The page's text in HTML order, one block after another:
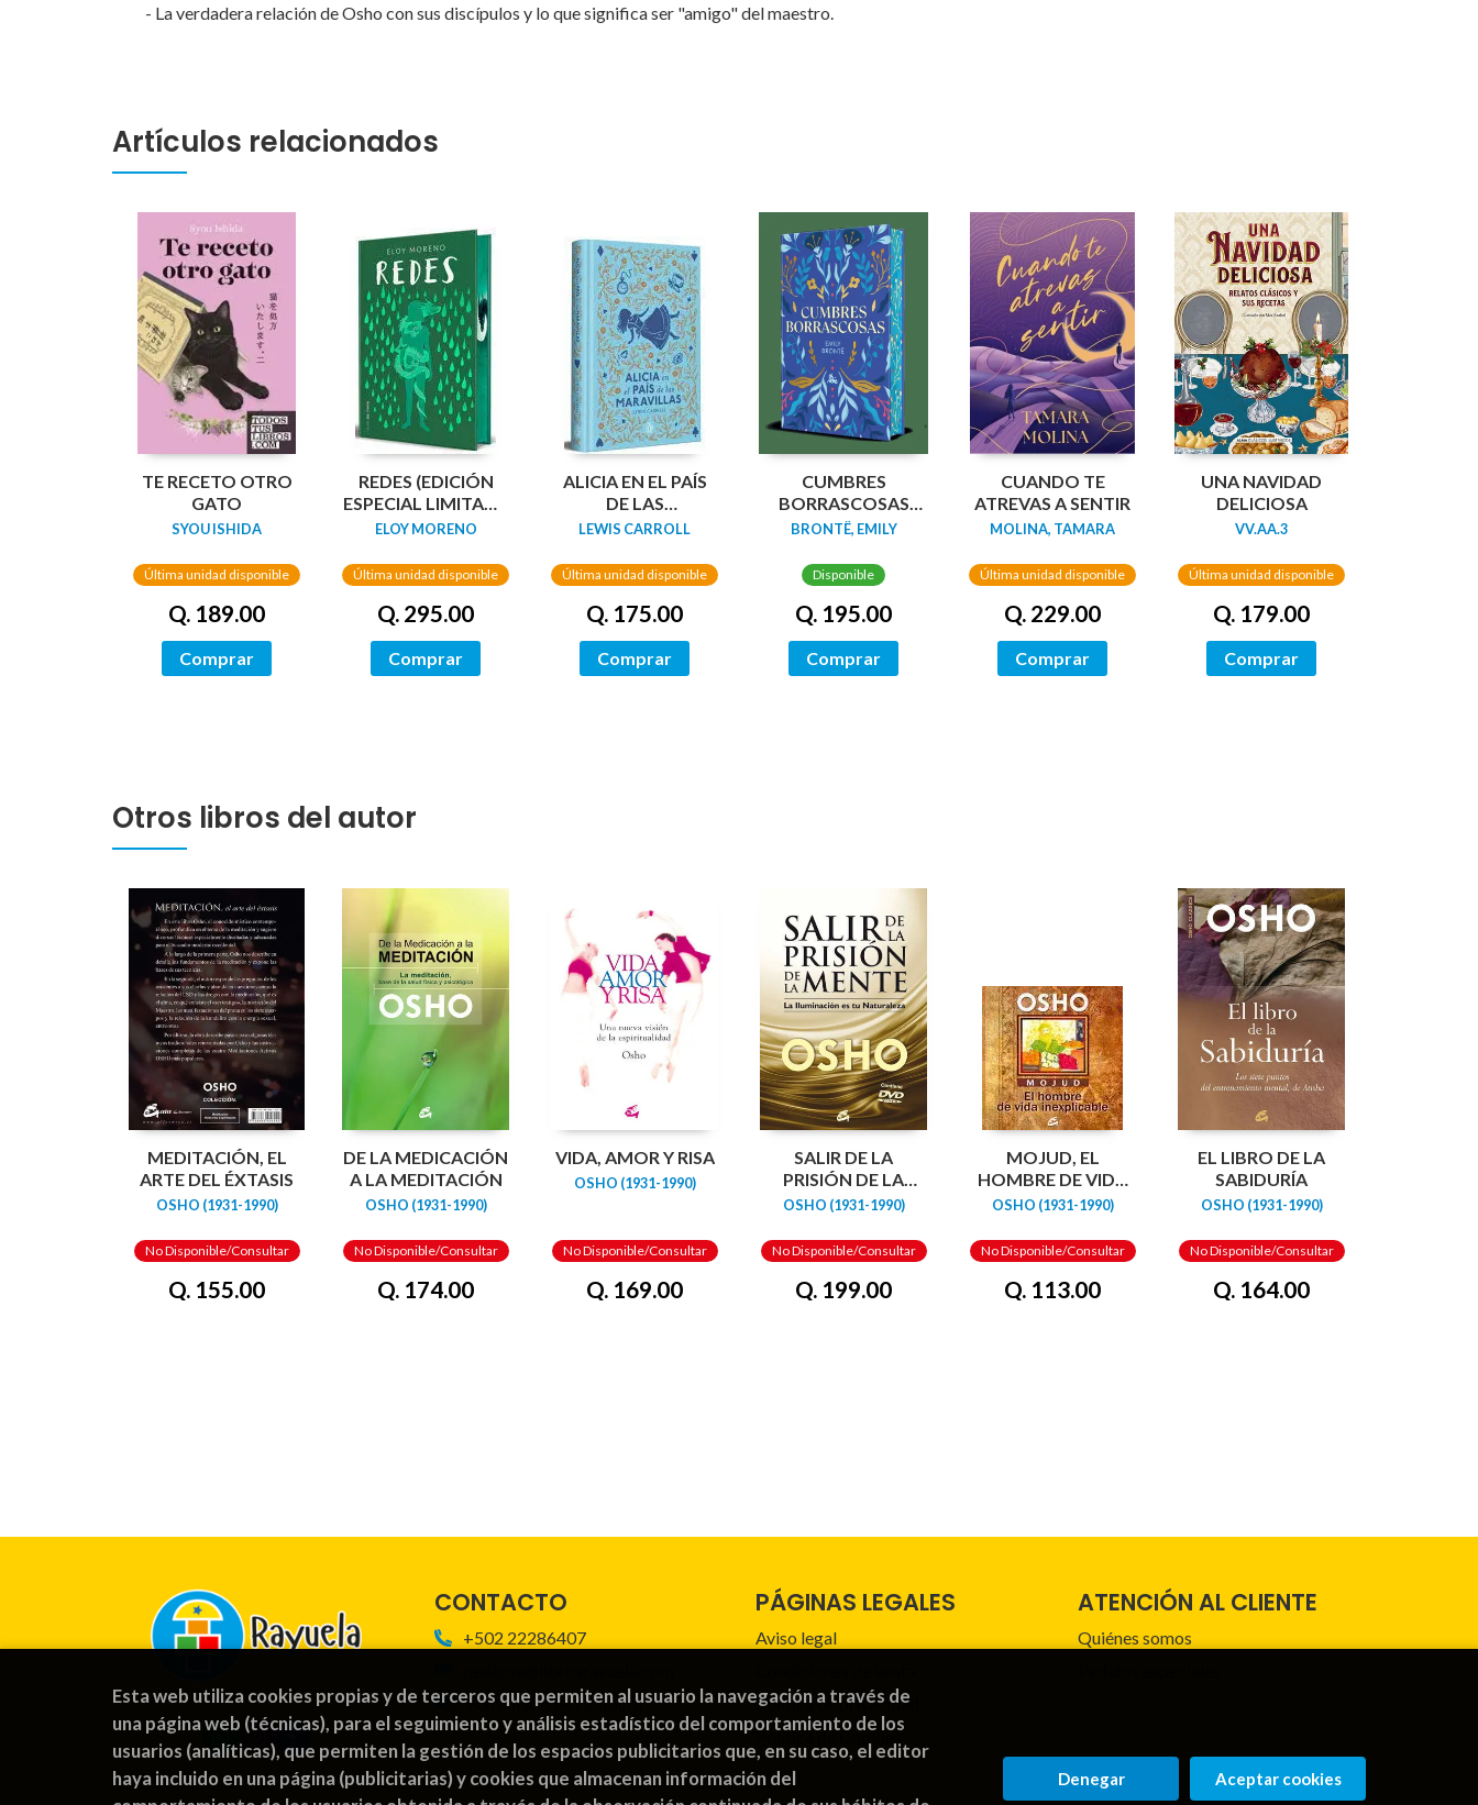
- La verdadera relación de Osho con sus discípulos y lo que significa ser "amigo" del maestro.
Artículos relacionados
TE RECETO OTRO
GATO
SYOU ISHIDA
Última unidad disponible
Q. 189.00
Comprar
REDES (EDICIÓN
ESPECIAL LIMITADA
GUARDAS
NETWORKS
ELOY MORENO
Última unidad disponible
Q. 295.00
Comprar
ALICIA EN EL PAÍS
DE LAS
MARAVILLAS
CON CANTOS
PINTADOS)
LEWIS CARROLL
Última unidad disponible
Q. 175.00
Comprar
CUMBRES
BORRASCOSAS
(EDICION LIMITADA
TINTADOS)
BRONTË, EMILY
Disponible
Q. 195.00
Comprar
CUANDO TE
ATREVAS A SENTIR
MOLINA, TAMARA
Última unidad disponible
Q. 229.00
Comprar
UNA NAVIDAD
DELICIOSA
VV.AA.3
Última unidad disponible
Q. 179.00
Comprar
Otros libros del autor
MEDITACIÓN, EL
ARTE DEL ÉXTASIS
OSHO (1931-1990)
No Disponible/Consultar
Q. 155.00
DE LA MEDICACIÓN
A LA MEDITACIÓN
OSHO (1931-1990)
No Disponible/Consultar
Q. 174.00
VIDA, AMOR Y RISA
OSHO (1931-1990)
No Disponible/Consultar
Q. 169.00
SALIR DE LA
PRISIÓN DE LA
MENTE
OSHO (1931-1990)
No Disponible/Consultar
Q. 199.00
MOJUD, EL
HOMBRE DE VIDA
INEXPLICABLE
OSHO (1931-1990)
No Disponible/Consultar
Q. 113.00
EL LIBRO DE LA
SABIDURÍA
OSHO (1931-1990)
No Disponible/Consultar
Q. 164.00
CONTACTO
+502 22286407
Formulario de contacto
PÁGINAS LEGALES
Aviso legal
Política de privacidad
Política de Cookies
ATENCIÓN AL CLIENTE
Quiénes somos
Esta web utiliza cookies propias y de terceros que permiten al usuario la navegación a través de
una página web (técnicas), para el seguimiento y análisis estadístico del comportamiento de los
usuarios (analíticas), que permiten la gestión de los espacios publicitarios que, en su caso, el editor
haya incluido en una página (publicitarias) y cookies que almacenan información del
Denegar Aceptar cookies